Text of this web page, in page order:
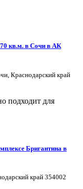
кв.м. в Сочи в АК
Краснодарский край
подходит для
Бригантина в
край 354002